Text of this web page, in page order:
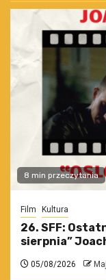
8 min przeczytania
Film Kultura
26. SFF:
sierpnia”
05/08/2026